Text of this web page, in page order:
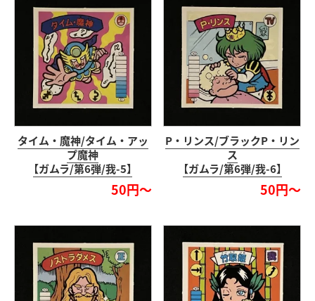
タイム・魔神/タイム・アッ
プ魔神
【ガムラ/第6弾/我-5】
50円～
P・リンス/ブラックP・リン
ス
【ガムラ/第6弾/我-6】
50円～